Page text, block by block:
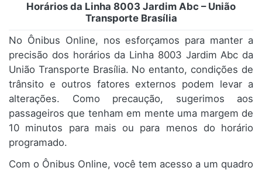
Horários da Linha 8003 Jardim Abc – União
Transporte Brasília
No Ônibus Online, nos esforçamos para manter a
precisão dos horários da Linha 8003 Jardim Abc da
União Transporte Brasília. No entanto, condições de
trânsito e outros fatores externos podem levar a
alterações. Como precaução, sugerimos aos
passageiros que tenham em mente uma margem de
10 minutos para mais ou para menos do horário
programado.
Com o Ônibus Online, você tem acesso a um quadro